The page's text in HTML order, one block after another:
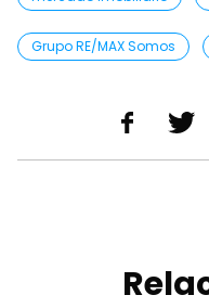
Grupo RE/MAX Somos